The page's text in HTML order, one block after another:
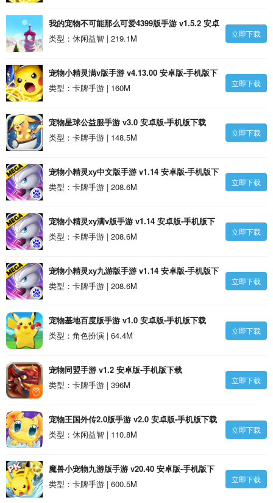
我的宠物不可能那么可爱4399版手游 v1.5.2 安卓
版-手机版下载
类型：休闲益智 | 219.1M 立即下载
宠物小精灵满v版手游 v4.13.00 安卓版-手机版下
载
类型：卡牌手游 | 160M 立即下载
宠物星球公益服手游 v3.0 安卓版-手机版下载
类型：卡牌手游 | 148.5M
立即下载
宠物小精灵xy中文版手游 v1.14 安卓版-手机版下
载
类型：卡牌手游 | 208.6M 立即下载
宠物小精灵xy满v版手游 v1.14 安卓版-手机版下
载
类型：卡牌手游 | 208.6M 立即下载
宠物小精灵xy九游版手游 v1.14 安卓版-手机版下
载
类型：卡牌手游 | 208.6M 立即下载
宠物基地百度版手游 v1.0 安卓版-手机版下载
类型：角色扮演 | 64.4M
立即下载
宠物同盟手游 v1.2 安卓版-手机版下载
类型：卡牌手游 | 396M
立即下载
宠物王国外传2.0版手游 v2.0 安卓版-手机版下载
类型：休闲益智 | 110.8M
立即下载
魔兽小宠物九游版手游 v20.40 安卓版-手机版下
载
类型：卡牌手游 | 600.5M 立即下载